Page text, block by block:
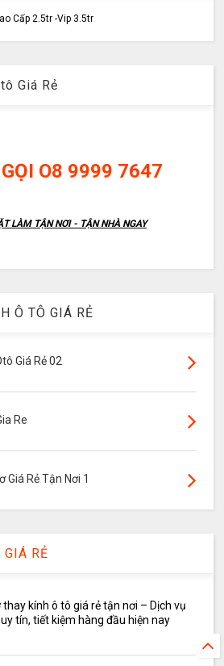
Cấp 2.5tr -Vip 3.5tr
Giá Rẻ
O8 9999 7647
LÀM TẬN NƠI - TẬN NHÀ NGAY
Ô TÔ GIÁ RẺ
Giá Rẻ 02
Re
Giá Rẻ Tận Nơi 1
GIÁ RẺ
thay kính ô tô giá rẻ tận nơi – Dịch vụ
tín, tiết kiệm hàng đầu hiện nay